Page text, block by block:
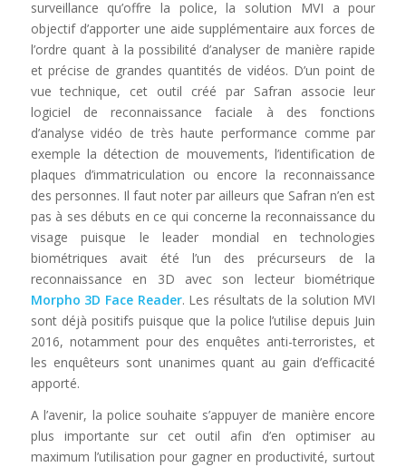
surveillance qu’offre la police, la solution MVI a pour
objectif d’apporter une aide supplémentaire aux forces de
l’ordre quant à la possibilité d’analyser de manière rapide
et précise de grandes quantités de vidéos. D’un point de
vue technique, cet outil créé par Safran associe leur
logiciel de reconnaissance faciale à des fonctions
d’analyse vidéo de très haute performance comme par
exemple la détection de mouvements, l’identification de
plaques d’immatriculation ou encore la reconnaissance
des personnes. Il faut noter par ailleurs que Safran n’en est
pas à ses débuts en ce qui concerne la reconnaissance du
visage puisque le leader mondial en technologies
biométriques avait été l’un des précurseurs de la
reconnaissance en 3D avec son lecteur biométrique
Morpho 3D Face Reader. Les résultats de la solution MVI
sont déjà positifs puisque que la police l’utilise depuis Juin
2016, notamment pour des enquêtes anti-terroristes, et
les enquêteurs sont unanimes quant au gain d’efficacité
apporté.
A l’avenir, la police souhaite s’appuyer de manière encore
plus importante sur cet outil afin d’en optimiser au
maximum l’utilisation pour gagner en productivité, surtout